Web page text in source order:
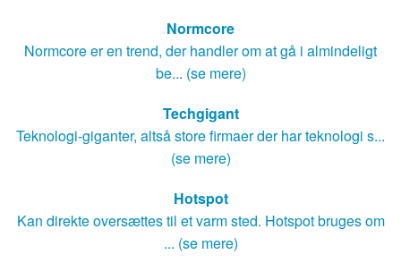
Normcore
Normcore er en trend, der handler om at gå i almindeligt
be... (se mere)
Techgigant
Teknologi-giganter, altså store firmaer der har teknologi s...
(se mere)
Hotspot
Kan direkte oversættes til et varm sted. Hotspot bruges om
... (se mere)